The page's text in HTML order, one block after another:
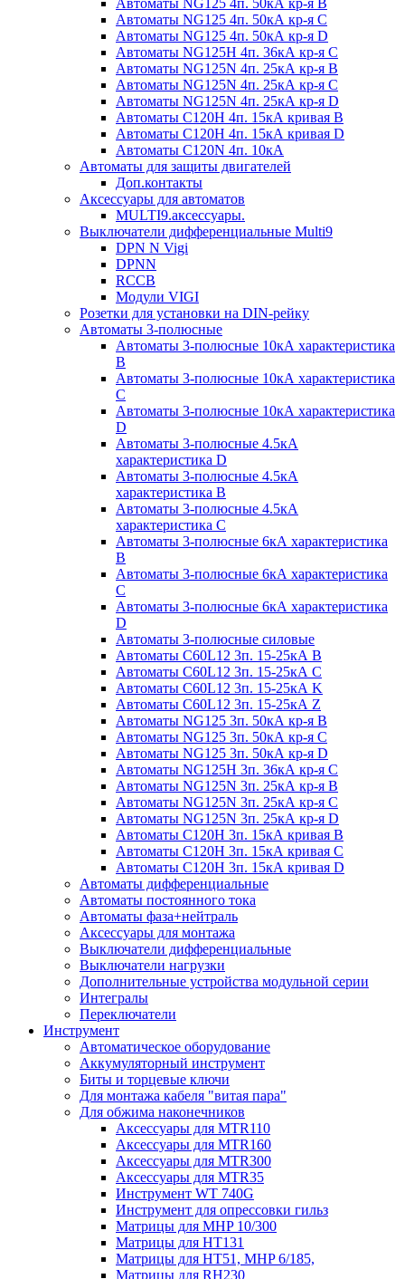
Автоматы NG125 4п. 50кА кр-я C
Автоматы NG125 4п. 50кА кр-я D
Автоматы NG125H 4п. 36кА кр-я C
Автоматы NG125N 4п. 25кА кр-я B
Автоматы NG125N 4п. 25кА кр-я C
Автоматы NG125N 4п. 25кА кр-я D
Автоматы С120H 4п. 15кА кривая B
Автоматы С120H 4п. 15кА кривая D
Автоматы С120N 4п. 10кА
Автоматы для защиты двигателей
Доп.контакты
Аксессуары для автоматов
MULTI9.аксессуары.
Выключатели дифференциальные Multi9
DPN N Vigi
DPNN
RCCB
Модули VIGI
Розетки для установки на DIN-рейку
Автоматы 3-полюсные
Автоматы 3-полюсные 10кА характеристика
B
Автоматы 3-полюсные 10кА характеристика
C
Автоматы 3-полюсные 10кА характеристика
D
Автоматы 3-полюсные 4.5кА
характеристика D
Автоматы 3-полюсные 4.5кА
характеристика В
Автоматы 3-полюсные 4.5кА
характеристика С
Автоматы 3-полюсные 6кА характеристика
B
Автоматы 3-полюсные 6кА характеристика
C
Автоматы 3-полюсные 6кА характеристика
D
Автоматы 3-полюсные силовые
Автоматы C60L12 3п. 15-25кА B
Автоматы C60L12 3п. 15-25кА C
Автоматы C60L12 3п. 15-25кА K
Автоматы C60L12 3п. 15-25кА Z
Автоматы NG125 3п. 50кА кр-я B
Автоматы NG125 3п. 50кА кр-я C
Автоматы NG125 3п. 50кА кр-я D
Автоматы NG125H 3п. 36кА кр-я C
Автоматы NG125N 3п. 25кА кр-я B
Автоматы NG125N 3п. 25кА кр-я C
Автоматы NG125N 3п. 25кА кр-я D
Автоматы С120Н 3п. 15кА кривая B
Автоматы С120Н 3п. 15кА кривая C
Автоматы С120Н 3п. 15кА кривая D
Автоматы дифференциальные
Автоматы постоянного тока
Автоматы фаза+нейтраль
Аксессуары для монтажа
Выключатели дифференциальные
Выключатели нагрузки
Дополнительные устройства модульной серии
Интегралы
Переключатели
Инструмент
Автоматическое оборудование
Аккумуляторный инструмент
Биты и торцевые ключи
Для монтажа кабеля "витая пара"
Для обжима наконечников
Аксессуары для MTR110
Аксессуары для MTR160
Аксессуары для MTR300
Аксессуары для MTR35
Инструмент WT 740G
Инструмент для опрессовки гильз
Матрицы для MHP 10/300
Матрицы для НТ131
Матрицы для НТ51, MHP 6/185,
Матрицы для RH230